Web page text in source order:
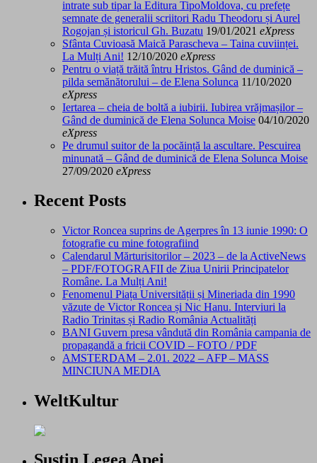
intrate sub tipar la Editura TipoMoldova, cu prefețe
semnate de generalii scriitori Radu Theodoru și Aurel
Rogojan și istoricul Gh. Buzatu 19/01/2021 eXpress
Sfânta Cuvioasă Maică Parascheva – Taina cuviinței.
La Mulți Ani! 12/10/2020 eXpress
Pentru o viață trăită întru Hristos. Gând de duminică –
pilda semănătorului – de Elena Solunca 11/10/2020
eXpress
Iertarea – cheia de boltă a iubirii. Iubirea vrăjmașilor –
Gând de duminică de Elena Solunca Moise 04/10/2020
eXpress
Pe drumul suitor de la pocăință la ascultare. Pescuirea
minunată – Gând de duminică de Elena Solunca Moise
27/09/2020 eXpress
Recent Posts
Victor Roncea suprins de Agerpres în 13 iunie 1990: O
fotografie cu mine fotografiind
Calendarul Mărturisitorilor – 2023 – de la ActiveNews
– PDF/FOTOGRAFII de Ziua Unirii Principatelor
Române. La Mulți Ani!
Fenomenul Piața Universității și Mineriada din 1990
văzute de Victor Roncea și Nic Hanu. Interviuri la
Radio Trinitas și Radio România Actualități
BANI Guvern presa vândută din România campania de
propagandă a fricii COVID – FOTO / PDF
AMSTERDAM – 2.01. 2022 – AFP – MASS
MINCIUNA MEDIA
WeltKultur